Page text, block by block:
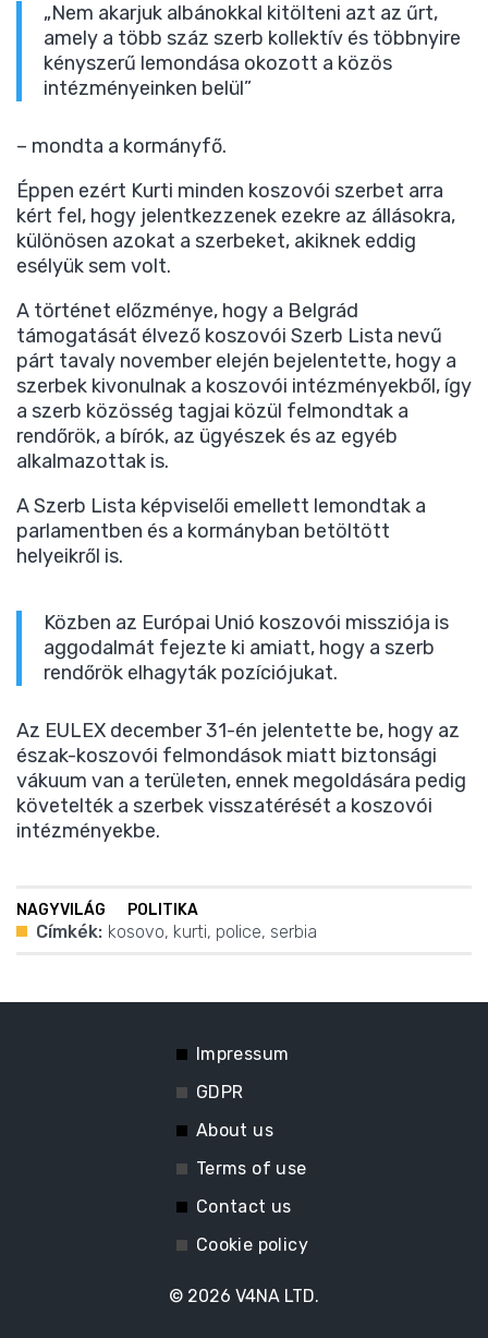
„Nem akarjuk albánokkal kitölteni azt az űrt,
amely a több száz szerb kollektív és többnyire
kényszerű lemondása okozott a közös
intézményeinken belül”
– mondta a kormányfő.
Éppen ezért Kurti minden koszovói szerbet arra
kért fel, hogy jelentkezzenek ezekre az állásokra,
különösen azokat a szerbeket, akiknek eddig
esélyük sem volt.
A történet előzménye, hogy a Belgrád
támogatását élvező koszovói Szerb Lista nevű
párt tavaly november elején bejelentette, hogy a
szerbek kivonulnak a koszovói intézményekből, így
a szerb közösség tagjai közül felmondtak a
rendőrök, a bírók, az ügyészek és az egyéb
alkalmazottak is.
A Szerb Lista képviselői emellett lemondtak a
parlamentben és a kormányban betöltött
helyeikről is.
Közben az Európai Unió koszovói missziója is
aggodalmát fejezte ki amiatt, hogy a szerb
rendőrök elhagyták pozíciójukat.
Az EULEX december 31-én jelentette be, hogy az
észak-koszovói felmondások miatt biztonsági
vákuum van a területen, ennek megoldására pedig
követelték a szerbek visszatérését a koszovói
intézményekbe.
NAGYVILÁG POLITIKA
Címkék: kosovo, kurti, police, serbia
© 2026 V4NA LTD.
Impressum
GDPR
About us
Terms of use
Contact us
Cookie policy